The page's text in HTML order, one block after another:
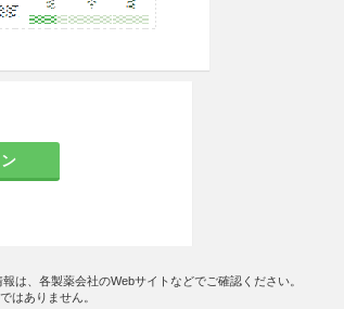
は、各製薬会社のWebサイトなどでご確認ください。
はありません。